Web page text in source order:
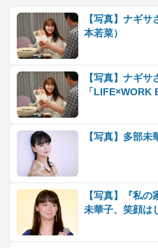
【写真】ナギ
本若菜）
【写真】ナギ
「LIFE×WORK
【写真】多部
【写真】『私
未華子、笑顔は